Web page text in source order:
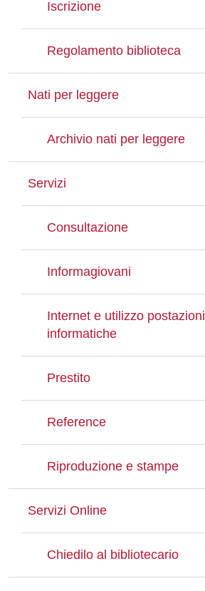
Iscrizione
Regolamento biblioteca
Nati per leggere
Archivio nati per leggere
Servizi
Consultazione
Informagiovani
Internet e utilizzo postazioni
informatiche
Prestito
Reference
Riproduzione e stampe
Servizi Online
Chiedilo al bibliotecario